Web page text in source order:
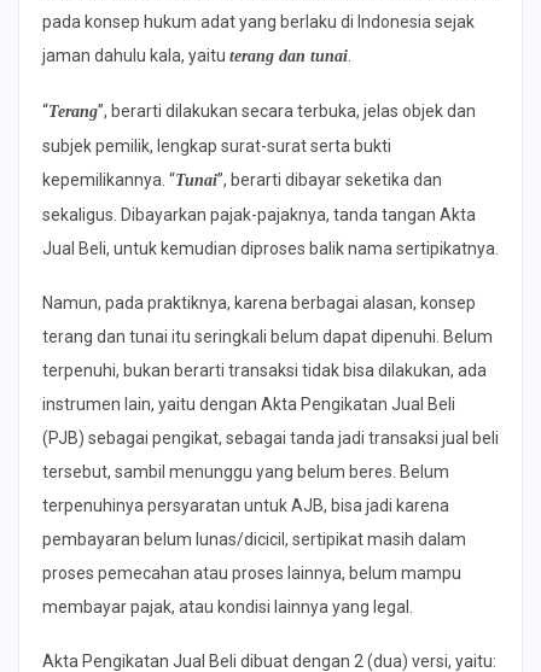
pada konsep hukum adat yang berlaku di Indonesia sejak
jaman dahulu kala, yaitu terang dan tunai
“Terang”, berarti dilakukan secara terbuka, jelas objek dan
subjek pemilik, lengkap surat-surat serta bukti
kepemilikannya. “Tunai”, berarti dibayar seketika dan
sekaligus. Dibayarkan pajak-pajaknya, tanda tangan Akta
Jual Beli, untuk kemudian diproses balik nama sertipikatnya.
Namun, pada praktiknya, karena berbagai alasan, konsep
terang dan tunai itu seringkali belum dapat dipenuhi. Belum
terpenuhi, bukan berarti transaksi tidak bisa dilakukan, ada
instrumen lain, yaitu dengan Akta Pengikatan Jual Beli
(PJB) sebagai pengikat, sebagai tanda jadi transaksi jual beli
tersebut, sambil menunggu yang belum beres. Belum
terpenuhinya persyaratan untuk AJB, bisa jadi karena
pembayaran belum lunas/dicicil, sertipikat masih dalam
proses pemecahan atau proses lainnya, belum mampu
membayar pajak, atau kondisi lainnya yang legal.
Akta Pengikatan Jual Beli dibuat dengan 2 (dua) versi, yaitu: